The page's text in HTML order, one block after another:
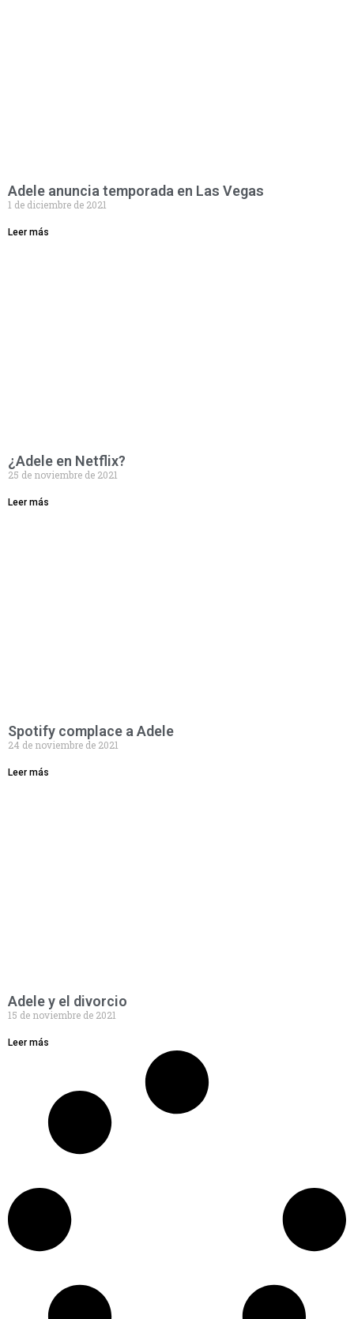
Adele anuncia temporada en Las Vegas
1 de diciembre de 2021
Leer más
¿Adele en Netflix?
25 de noviembre de 2021
Leer más
Spotify complace a Adele
24 de noviembre de 2021
Leer más
Adele y el divorcio
15 de noviembre de 2021
Leer más